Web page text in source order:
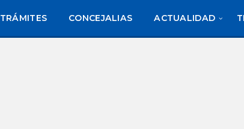
TRÁMITES CONCEJALIAS ACTUALIDAD